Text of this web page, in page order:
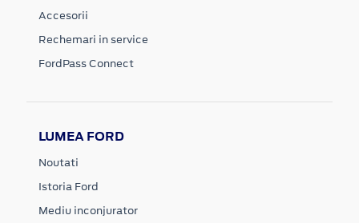
Accesorii
Rechemari in service
FordPass Connect
LUMEA FORD
Noutati
Istoria Ford
Mediu inconjurator